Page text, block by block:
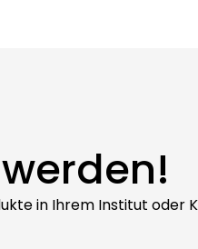
in Ihrem Institut oder